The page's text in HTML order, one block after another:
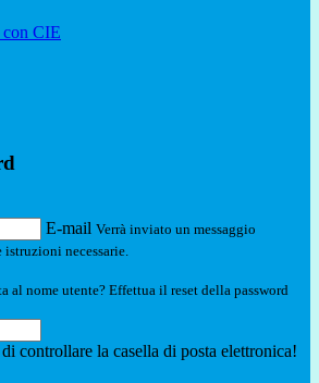
con CIE
E-mail Verrà inviato un messaggio
necessarie.
al nome utente? Effettua il reset della password
controllare la casella di posta elettronica!